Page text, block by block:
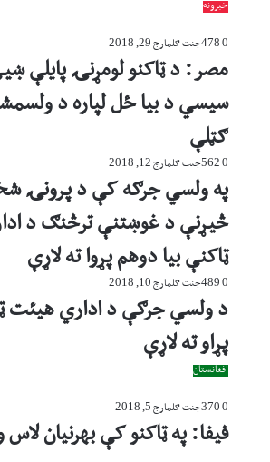
خبرونه
جنت ګلمارچ 29, 2018 0
مصر: د ټاکنو لومړنۍ پایلې
سیسي د بیا ځل لپاره د
ګټلې
جنت ګلمارچ 12, 2018 0
په ولسي جرګه کې د پرونۍ
څيړنې د غوښتنې ترڅنګ د
ټاکنې بیا دوهم پړوا ته لاړې
جنت ګلمارچ 10, 2018 0
د ولسي جرګې د اداري هیئت
پړاو ته لاړې
افغانستان
جنت ګلمارچ 5, 2018 0
فیفا: په ټاکنو کې بهرنیان